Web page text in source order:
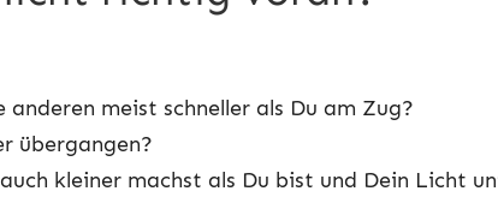
meist schneller als Du am Zug?
übergangen?
kleiner machst als Du bist und Dein Licht